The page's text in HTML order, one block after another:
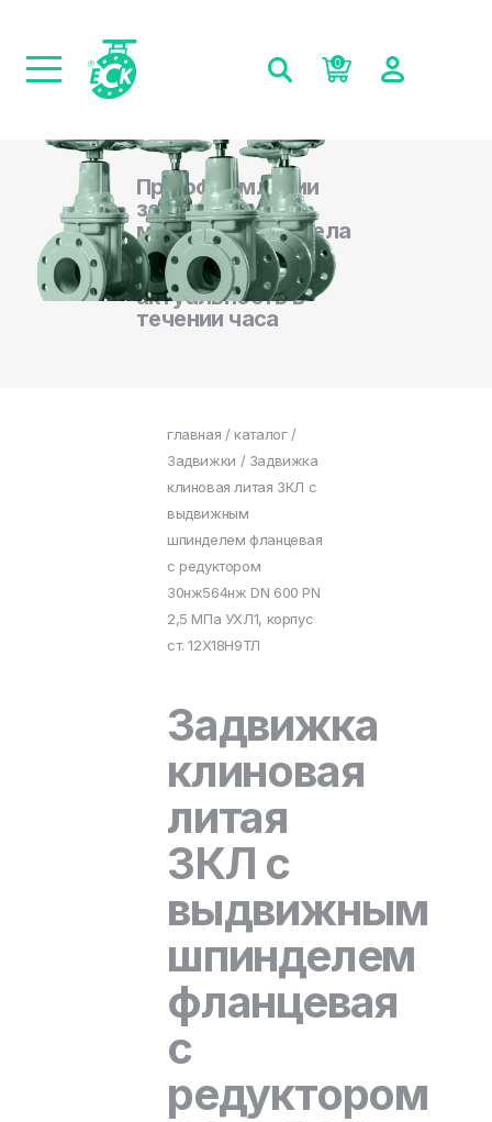
0
При оформлении
заказа на сайте,
менеджеры отдела
продаж
подтверждают
актуальность в
течении часа
главная / каталог/
Задвижки / Задвижка
клиновая литая ЗКЛ с
выдвижным
шпинделем фланцевая
с редуктором
30нж564нж DN 600 PN
2,5 МПа УХЛ1, корпус
ст. 12Х18Н9ТЛ
Задвижка
клиновая
литая
ЗКЛ с
выдвижным
шпинделем
фланцевая
с
редуктором